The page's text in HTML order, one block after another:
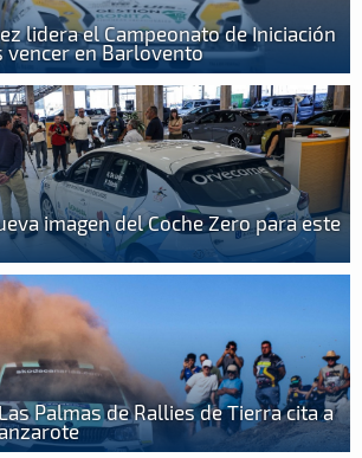
lidera el Campeonato de Iniciación
vencer en Barlovento
imagen del Coche Zero para este
Palmas de Rallies de Tierra cita a